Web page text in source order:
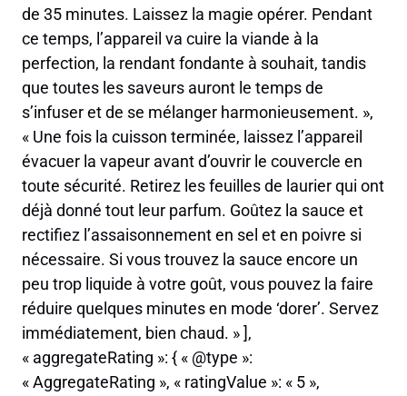
de 35 minutes. Laissez la magie opérer. Pendant
ce temps, l’appareil va cuire la viande à la
perfection, la rendant fondante à souhait, tandis
que toutes les saveurs auront le temps de
s’infuser et de se mélanger harmonieusement. »,
« Une fois la cuisson terminée, laissez l’appareil
évacuer la vapeur avant d’ouvrir le couvercle en
toute sécurité. Retirez les feuilles de laurier qui ont
déjà donné tout leur parfum. Goûtez la sauce et
rectifiez l’assaisonnement en sel et en poivre si
nécessaire. Si vous trouvez la sauce encore un
peu trop liquide à votre goût, vous pouvez la faire
réduire quelques minutes en mode ‘dorer’. Servez
immédiatement, bien chaud. » ],
« aggregateRating »: { « @type »:
« AggregateRating », « ratingValue »: « 5 »,